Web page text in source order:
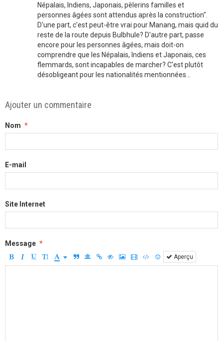
Népalais, Indiens, Japonais, pèlerins familles et
personnes âgées sont attendus après la construction".
D'une part, c'est peut-être vrai pour Manang, mais quid du
reste de la route depuis Bulbhule? D'autre part, passe
encore pour les personnes âgées, mais doit-on
comprendre que les Népalais, Indiens et Japonais, ces
flemmards, sont incapables de marcher? C'est plutôt
désobligeant pour les nationalités mentionnées...
Ajouter un commentaire
Nom
E-mail
Site Internet
Message
Aperçu